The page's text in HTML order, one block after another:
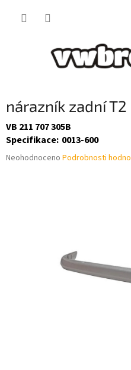
nárazník zadní
VB 211 707 305B
Specifikace: 0013-600
Průměrné
Neohodnoceno Podrobnosti